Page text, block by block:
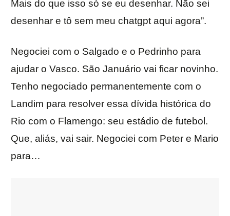
Mais do que isso só se eu desenhar. Não sei
desenhar e tô sem meu chatgpt aqui agora”.
Negociei com o Salgado e o Pedrinho para
ajudar o Vasco. São Januário vai ficar novinho.
Tenho negociado permanentemente com o
Landim para resolver essa dívida histórica do
Rio com o Flamengo: seu estádio de futebol.
Que, aliás, vai sair. Negociei com Peter e Mario
para…